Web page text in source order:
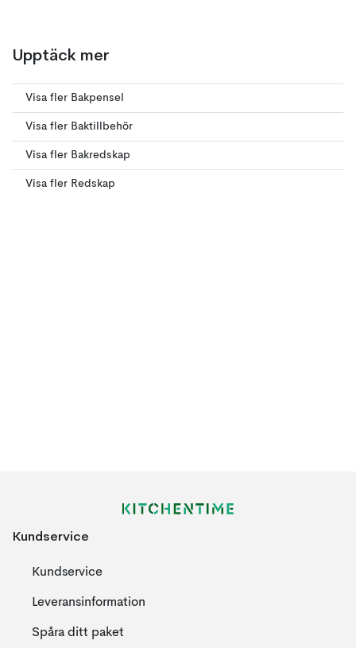
Upptäck mer
Visa fler Bakpensel
Visa fler Baktillbehör
Visa fler Bakredskap
Visa fler Redskap
Kundservice
Kundservice
Leveransinformation
Spåra ditt paket